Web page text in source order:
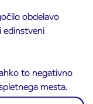
obdelavo
edinstveni
to negativno
mesta.
zaradi